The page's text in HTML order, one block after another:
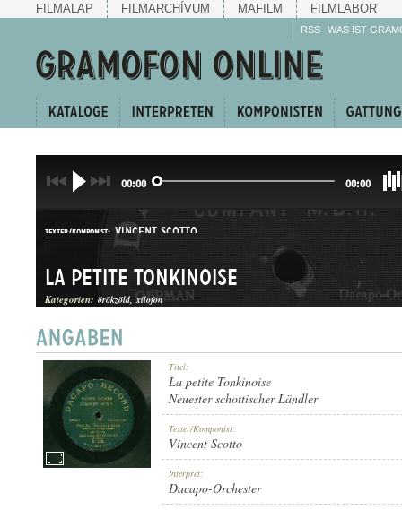
FILMALAP FILMARCHÍVUM MAFILM FILMLABOR
RSS WAS IST
00:00 00:00
TEXTER/KOMPONIST: VINCENT SCOTTO
KERINGŐ
1906 KÖRÜL
La petite Tonkinoise
Kategorien: örökzöld xilofon
Titel:
La petite Tonkinoise
Neuester schottischer Ländler
Texter/Komponist:
Vincent Scotto
Interpret:
Dacapo-Orchester